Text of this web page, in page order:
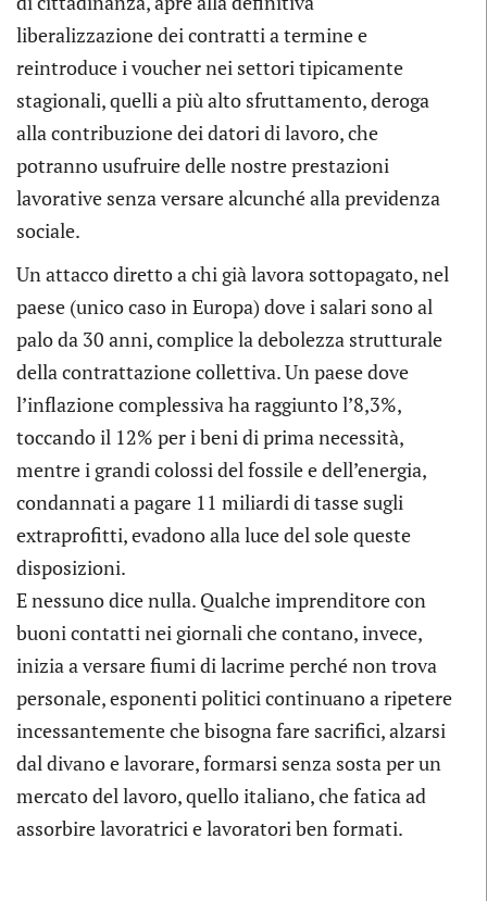
liberalizzazione dei contratti a termine e
reintroduce i voucher nei settori tipicamente
stagionali, quelli a più alto sfruttamento, deroga
alla contribuzione dei datori di lavoro, che
potranno usufruire delle nostre prestazioni
lavorative senza versare alcunché alla previdenza
sociale.
Un attacco diretto a chi già lavora sottopagato, nel
paese (unico caso in Europa) dove i salari sono al
palo da 30 anni, complice la debolezza strutturale
della contrattazione collettiva. Un paese dove
l’inflazione complessiva ha raggiunto l’8,3%,
toccando il 12% per i beni di prima necessità,
mentre i grandi colossi del fossile e dell’energia,
condannati a pagare 11 miliardi di tasse sugli
extraprofitti, evadono alla luce del sole queste
disposizioni.
E nessuno dice nulla. Qualche imprenditore con
buoni contatti nei giornali che contano, invece,
inizia a versare fiumi di lacrime perché non trova
personale, esponenti politici continuano a ripetere
incessantemente che bisogna fare sacrifici, alzarsi
dal divano e lavorare, formarsi senza sosta per un
mercato del lavoro, quello italiano, che fatica ad
assorbire lavoratrici e lavoratori ben formati.